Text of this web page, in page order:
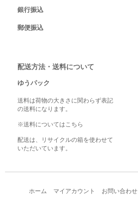
銀行振込
郵便振込
配送方法・送料について
ゆうパック
送料は荷物の大きさに関わらず表記
の送料になります。
※送料についてはこちら
配送は、リサイクルの箱を使わせて
いただいています。
ホーム マイアカウント お問い合わせ